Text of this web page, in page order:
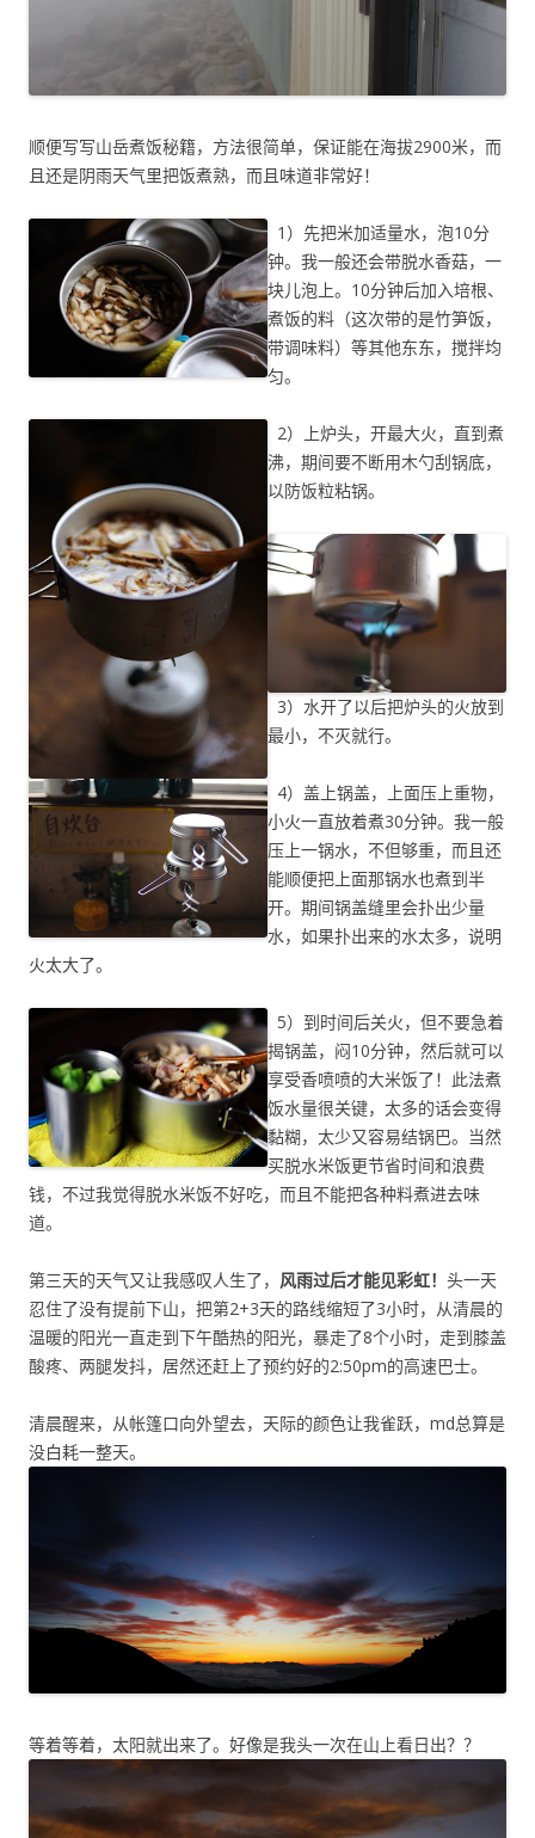
顺便写写山岳煮饭秘籍，方法很简单，保证能在海拔2900米，而
且还是阴雨天气里把饭煮熟，而且味道非常好！
1）先把米加适量水，泡10分
钟。我一般还会带脱水香菇，一
块儿泡上。10分钟后加入培根、
煮饭的料（这次带的是竹笋饭，
带调味料）等其他东东，搅拌均
匀。
2）上炉头，开最大火，直到煮
沸，期间要不断用木勺刮锅底，
以防饭粒粘锅。
3）水开了以后把炉头的火放到
最小，不灭就行。
4）盖上锅盖，上面压上重物，
小火一直放着煮30分钟。我一般
压上一锅水，不但够重，而且还
能顺便把上面那锅水也煮到半
开。期间锅盖缝里会扑出少量
水，如果扑出来的水太多，说明
火太大了。
5）到时间后关火，但不要急着
揭锅盖，闷10分钟，然后就可以
享受香喷喷的大米饭了！此法煮
饭水量很关键，太多的话会变得
黏糊，太少又容易结锅巴。当然
买脱水米饭更节省时间和浪费
钱，不过我觉得脱水米饭不好吃，而且不能把各种料煮进去味
道。
第三天的天气又让我感叹人生了， 风雨过后才能见彩虹！ 头一天
忍住了没有提前下山，把第2+3天的路线缩短了3小时，从清晨的
温暖的阳光一直走到下午酷热的阳光，暴走了8个小时，走到膝盖
酸疼、两腿发抖，居然还赶上了预约好的2:50pm的高速巴士。
清晨醒来，从帐篷口向外望去，天际的颜色让我雀跃，md总算是
没白耗一整天。
等着等着，太阳就出来了。好像是我头一次在山上看日出？？